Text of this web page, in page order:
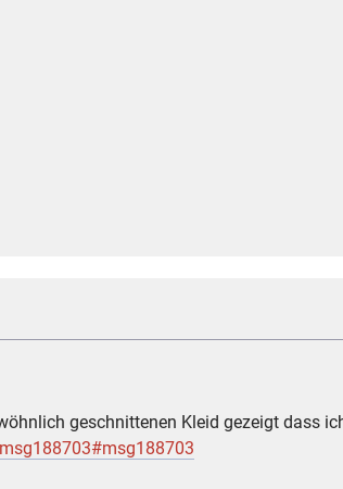
geschnittenen Kleid gezeigt dass